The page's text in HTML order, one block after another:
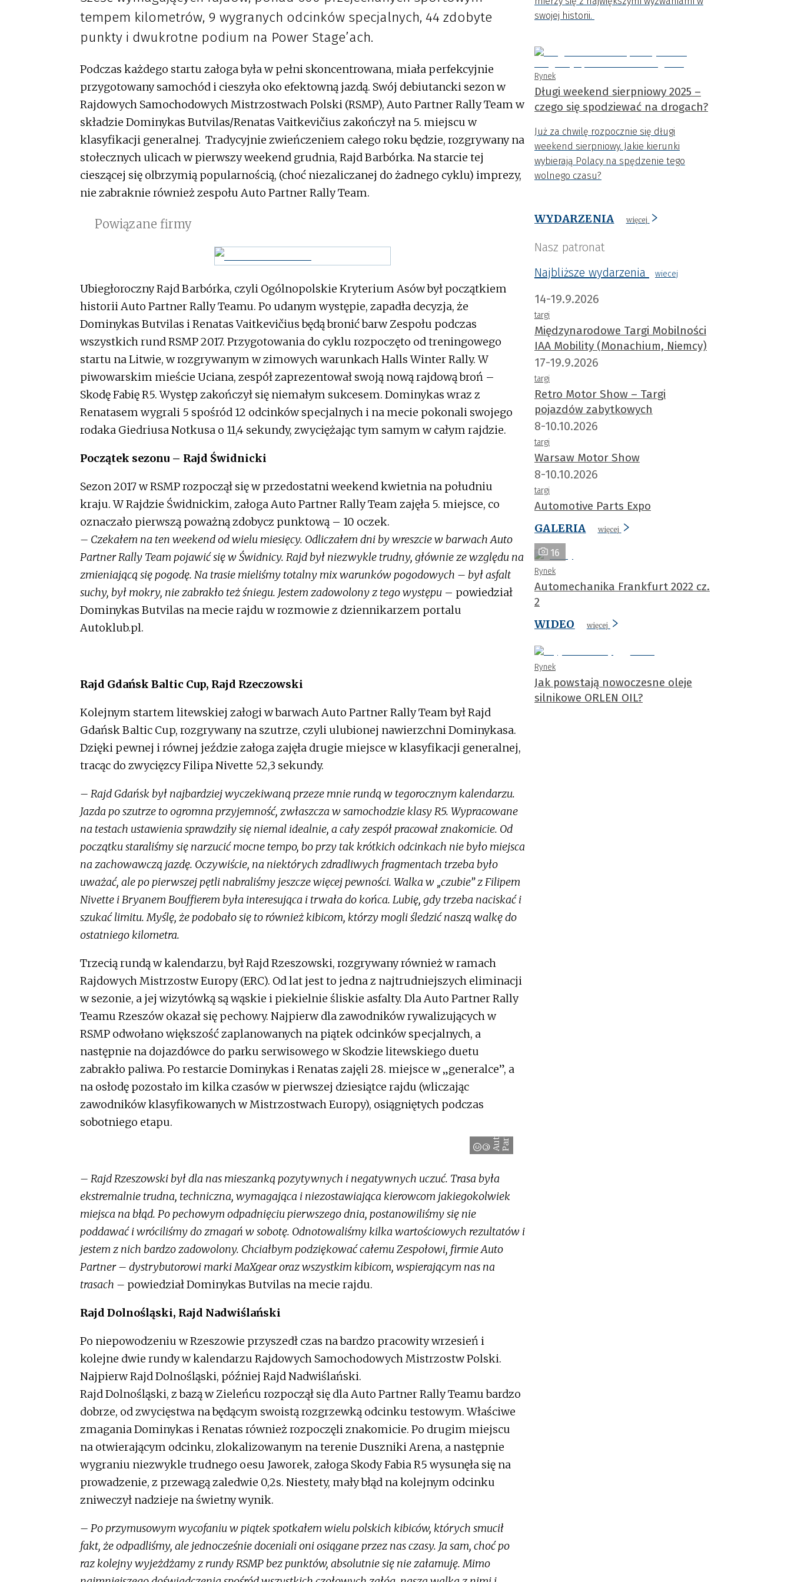
tempem kilometrów, 9 wygranych odcinków specjalnych, 44 zdobyte
punkty i dwukrotne podium na Power Stage’ach.
Podczas każdego startu załoga była w pełni skoncentrowana, miała perfekcyjnie
przygotowany samochód i cieszyła oko efektowną jazdą. Swój debiutancki sezon w
Rajdowych Samochodowych Mistrzostwach Polski (RSMP), Auto Partner Rally Team w
składzie Dominykas Butvilas/Renatas Vaitkevičius zakończył na 5. miejscu w
klasyfikacji generalnej. Tradycyjnie zwieńczeniem całego roku będzie, rozgrywany na
stołecznych ulicach w pierwszy weekend grudnia, Rajd Barbórka. Na starcie tej
cieszącej się olbrzymią popularnością, (choć niezaliczanej do żadnego cyklu) imprezy,
nie zabraknie również zespołu Auto Partner Rally Team.
Powiązane firmy
Ubiegłoroczny Rajd Barbórka, czyli Ogólnopolskie Kryterium Asów był początkiem
historii Auto Partner Rally Teamu. Po udanym występie, zapadła decyzja, że
Dominykas Butvilas i Renatas Vaitkevičius będą bronić barw Zespołu podczas
wszystkich rund RSMP 2017. Przygotowania do cyklu rozpoczęto od treningowego
startu na Litwie, w rozgrywanym w zimowych warunkach Halls Winter Rally. W
piwowarskim mieście Uciana, zespół zaprezentował swoją nową rajdową broń –
Skodę Fabię R5. Występ zakończył się niemałym sukcesem. Dominykas wraz z
Renatasem wygrali 5 spośród 12 odcinków specjalnych i na mecie pokonali swojego
rodaka Giedriusa Notkusa o 11,4 sekundy, zwyciężając tym samym w całym rajdzie.
Początek sezonu – Rajd Świdnicki
Sezon 2017 w RSMP rozpoczął się w przedostatni weekend kwietnia na południu
kraju. W Rajdzie Świdnickim, załoga Auto Partner Rally Team zajęła 5. miejsce, co
oznaczało pierwszą poważną zdobycz punktową – 10 oczek.
– Czekałem na ten weekend od wielu miesięcy. Odliczałem dni by wreszcie w barwach Auto
Partner Rally Team pojawić się w Świdnicy. Rajd był niezwykle trudny, głównie ze względu na
zmieniającą się pogodę. Na trasie mieliśmy totalny mix warunków pogodowych – był asfalt
suchy, był mokry, nie zabrakło też śniegu. Jestem zadowolony z tego występu – powiedział
Dominykas Butvilas na mecie rajdu w rozmowie z dziennikarzem portalu
Autoklub.pl.
Rajd Gdańsk Baltic Cup, Rajd Rzeczowski
Kolejnym startem litewskiej załogi w barwach Auto Partner Rally Team był Rajd
Gdańsk Baltic Cup, rozgrywany na szutrze, czyli ulubionej nawierzchni Dominykasa.
Dzięki pewnej i równej jeździe załoga zajęła drugie miejsce w klasyfikacji generalnej,
tracąc do zwycięzcy Filipa Nivette 52,3 sekundy.
– Rajd Gdańsk był najbardziej wyczekiwaną przeze mnie rundą w tegorocznym kalendarzu.
Jazda po szutrze to ogromna przyjemność, zwłaszcza w samochodzie klasy R5. Wypracowane
na testach ustawienia sprawdziły się niemal idealnie, a cały zespół pracował znakomicie. Od
początku staraliśmy się narzucić mocne tempo, bo przy tak krótkich odcinkach nie było miejsca
na zachowawczą jazdę. Oczywiście, na niektórych zdradliwych fragmentach trzeba było
uważać, ale po pierwszej pętli nabraliśmy jeszcze więcej pewności. Walka w „czubie” z Filipem
Nivette i Bryanem Bouffierem była interesująca i trwała do końca. Lubię, gdy trzeba naciskać i
szukać limitu. Myślę, że podobało się to również kibicom, którzy mogli śledzić naszą walkę do
ostatniego kilometra.
Trzecią rundą w kalendarzu, był Rajd Rzeszowski, rozgrywany również w ramach
Rajdowych Mistrzostw Europy (ERC). Od lat jest to jedna z najtrudniejszych eliminacji
w sezonie, a jej wizytówką są wąskie i piekielnie śliskie asfalty. Dla Auto Partner Rally
Teamu Rzeszów okazał się pechowy. Najpierw dla zawodników rywalizujących w
RSMP odwołano większość zaplanowanych na piątek odcinków specjalnych, a
następnie na dojazdówce do parku serwisowego w Skodzie litewskiego duetu
zabrakło paliwa. Po restarcie Dominykas i Renatas zajęli 28. miejsce w „generalce”, a
na osłodę pozostało im kilka czasów w pierwszej dziesiątce rajdu (wliczając
zawodników klasyfikowanych w Mistrzostwach Europy), osiągniętych podczas
sobotniego etapu.
©
A
u
to
P
a
r
t
n
e r
– Rajd Rzeszowski był dla nas mieszanką pozytywnych i negatywnych uczuć. Trasa była
ekstremalnie trudna, techniczna, wymagająca i niezostawiająca kierowcom jakiegokolwiek
miejsca na błąd. Po pechowym odpadnięciu pierwszego dnia, postanowiliśmy się nie
poddawać i wróciliśmy do zmagań w sobotę. Odnotowaliśmy kilka wartościowych rezultatów i
jestem z nich bardzo zadowolony. Chciałbym podziękować całemu Zespołowi, firmie Auto
Partner – dystrybutorowi marki MaXgear oraz wszystkim kibicom, wspierającym nas na
trasach – powiedział Dominykas Butvilas na mecie rajdu.
Rajd Dolnośląski, Rajd Nadwiślański
Po niepowodzeniu w Rzeszowie przyszedł czas na bardzo pracowity wrzesień i
kolejne dwie rundy w kalendarzu Rajdowych Samochodowych Mistrzostw Polski.
Najpierw Rajd Dolnośląski, później Rajd Nadwiślański.
Rajd Dolnośląski, z bazą w Zieleńcu rozpoczął się dla Auto Partner Rally Teamu bardzo
dobrze, od zwycięstwa na będącym swoistą rozgrzewką odcinku testowym. Właściwe
zmagania Dominykas i Renatas również rozpoczęli znakomicie. Po drugim miejscu
na otwierającym odcinku, zlokalizowanym na terenie Duszniki Arena, a następnie
wygraniu niezwykle trudnego oesu Jaworek, załoga Skody Fabia R5 wysunęła się na
prowadzenie, z przewagą zaledwie 0,2s. Niestety, mały błąd na kolejnym odcinku
zniweczył nadzieje na świetny wynik.
– Po przymusowym wycofaniu w piątek spotkałem wielu polskich kibiców, których smucił
fakt, że odpadliśmy, ale jednocześnie doceniali oni osiągane przez nas czasy. Ja sam, choć po
raz kolejny wyjeżdżamy z rundy RSMP bez punktów, absolutnie się nie załamuję. Mimo
swojej historii.
Rynek
Długi weekend sierpniowy 2025 –
czego się spodziewać na drogach?
Już za chwilę rozpocznie się długi
weekend sierpniowy. Jakie kierunki
wybierają Polacy na spędzenie tego
wolnego czasu?
WYDARZENIA więcej
Nasz patronat
Najbliższe wydarzenia
wiecej
14-19.9.2026
targi
Międzynarodowe Targi Mobilności
IAA Mobility (Monachium, Niemcy)
17-19.9.2026
targi
Retro Motor Show – Targi
pojazdów zabytkowych
8-10.10.2026
targi
Warsaw Motor Show
8-10.10.2026
targi
Automotive Parts Expo
GALERIA
więcej
16
Rynek
Automechanika Frankfurt 2022 cz.
2
WIDEO
więcej
Rynek
Jak powstają nowoczesne oleje
silnikowe ORLEN OIL?